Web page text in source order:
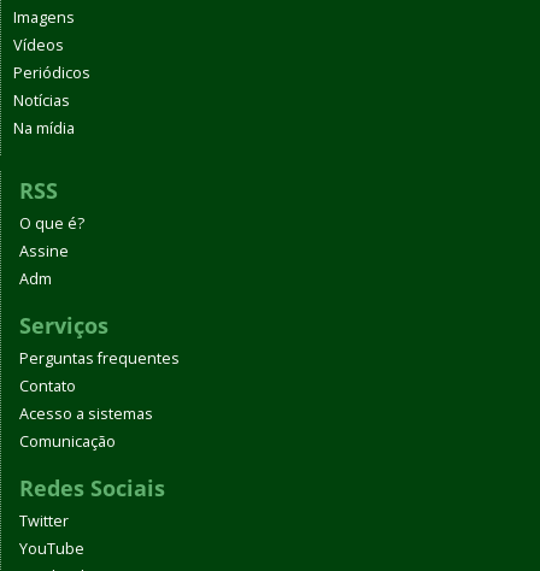
Imagens
Vídeos
Periódicos
Notícias
Na mídia
RSS
O que é?
Assine
Adm
Serviços
Perguntas frequentes
Contato
Acesso a sistemas
Comunicação
Redes Sociais
Twitter
YouTube